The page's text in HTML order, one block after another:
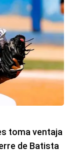
toma ventaja
de Batista